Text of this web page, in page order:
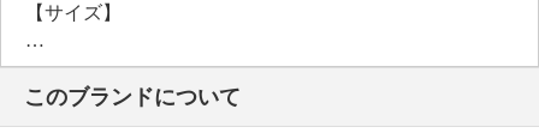
【サイズ】
・約縦２７．５ｃｍ×最大横３７ｃｍ×マチ１５ｃｍ
・Ａ４サイズ：可
【重さ】
・約５１０ｇ
このブランドについて